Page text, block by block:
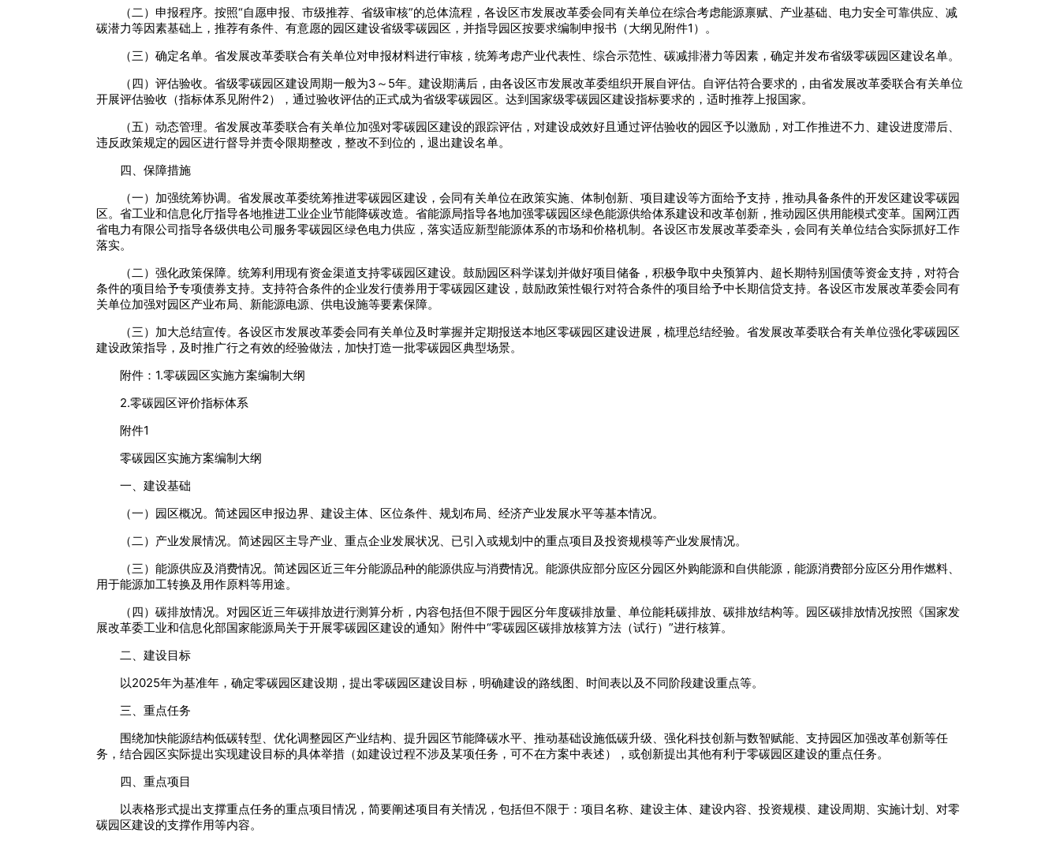
（二）申报程序。按照“自愿申报、市级推荐、省级审核”的总体流程，各设区市发展改革委会同有关单位在综合考虑能源禀赋、产业基础、电力安全可靠供应、减
碳潜力等因素基础上，推荐有条件、有意愿的园区建设省级零碳园区，并指导园区按要求编制申报书（大纲见附件1）。
（三）确定名单。省发展改革委联合有关单位对申报材料进行审核，统筹考虑产业代表性、综合示范性、碳减排潜力等因素，确定并发布省级零碳园区建设名单。
（四）评估验收。省级零碳园区建设周期一般为3～5年。建设期满后，由各设区市发展改革委组织开展自评估。自评估符合要求的，由省发展改革委联合有关单位
开展评估验收（指标体系见附件2），通过验收评估的正式成为省级零碳园区。达到国家级零碳园区建设指标要求的，适时推荐上报国家。
（五）动态管理。省发展改革委联合有关单位加强对零碳园区建设的跟踪评估，对建设成效好且通过评估验收的园区予以激励，对工作推进不力、建设进度滞后、
违反政策规定的园区进行督导并责令限期整改，整改不到位的，退出建设名单。
四、保障措施
（一）加强统筹协调。省发展改革委统筹推进零碳园区建设，会同有关单位在政策实施、体制创新、项目建设等方面给予支持，推动具备条件的开发区建设零碳园
区。省工业和信息化厅指导各地推进工业企业节能降碳改造。省能源局指导各地加强零碳园区绿色能源供给体系建设和改革创新，推动园区供用能模式变革。国网江西
省电力有限公司指导各级供电公司服务零碳园区绿色电力供应，落实适应新型能源体系的市场和价格机制。各设区市发展改革委牵头，会同有关单位结合实际抓好工作
落实。
（二）强化政策保障。统筹利用现有资金渠道支持零碳园区建设。鼓励园区科学谋划并做好项目储备，积极争取中央预算内、超长期特别国债等资金支持，对符合
条件的项目给予专项债券支持。支持符合条件的企业发行债券用于零碳园区建设，鼓励政策性银行对符合条件的项目给予中长期信贷支持。各设区市发展改革委会同有
关单位加强对园区产业布局、新能源电源、供电设施等要素保障。
（三）加大总结宣传。各设区市发展改革委会同有关单位及时掌握并定期报送本地区零碳园区建设进展，梳理总结经验。省发展改革委联合有关单位强化零碳园区
建设政策指导，及时推广行之有效的经验做法，加快打造一批零碳园区典型场景。
附件：1.零碳园区实施方案编制大纲
2.零碳园区评价指标体系
附件1
零碳园区实施方案编制大纲
一、建设基础
（一）园区概况。简述园区申报边界、建设主体、区位条件、规划布局、经济产业发展水平等基本情况。
（二）产业发展情况。简述园区主导产业、重点企业发展状况、已引入或规划中的重点项目及投资规模等产业发展情况。
（三）能源供应及消费情况。简述园区近三年分能源品种的能源供应与消费情况。能源供应部分应区分园区外购能源和自供能源，能源消费部分应区分用作燃料、
用于能源加工转换及用作原料等用途。
（四）碳排放情况。对园区近三年碳排放进行测算分析，内容包括但不限于园区分年度碳排放量、单位能耗碳排放、碳排放结构等。园区碳排放情况按照《国家发
展改革委工业和信息化部国家能源局关于开展零碳园区建设的通知》附件中“零碳园区碳排放核算方法（试行）”进行核算。
二、建设目标
以2025年为基准年，确定零碳园区建设期，提出零碳园区建设目标，明确建设的路线图、时间表以及不同阶段建设重点等。
三、重点任务
围绕加快能源结构低碳转型、优化调整园区产业结构、提升园区节能降碳水平、推动基础设施低碳升级、强化科技创新与数智赋能、支持园区加强改革创新等任
务，结合园区实际提出实现建设目标的具体举措（如建设过程不涉及某项任务，可不在方案中表述），或创新提出其他有利于零碳园区建设的重点任务。
四、重点项目
以表格形式提出支撑重点任务的重点项目情况，简要阐述项目有关情况，包括但不限于：项目名称、建设主体、建设内容、投资规模、建设周期、实施计划、对零
碳园区建设的支撑作用等内容。